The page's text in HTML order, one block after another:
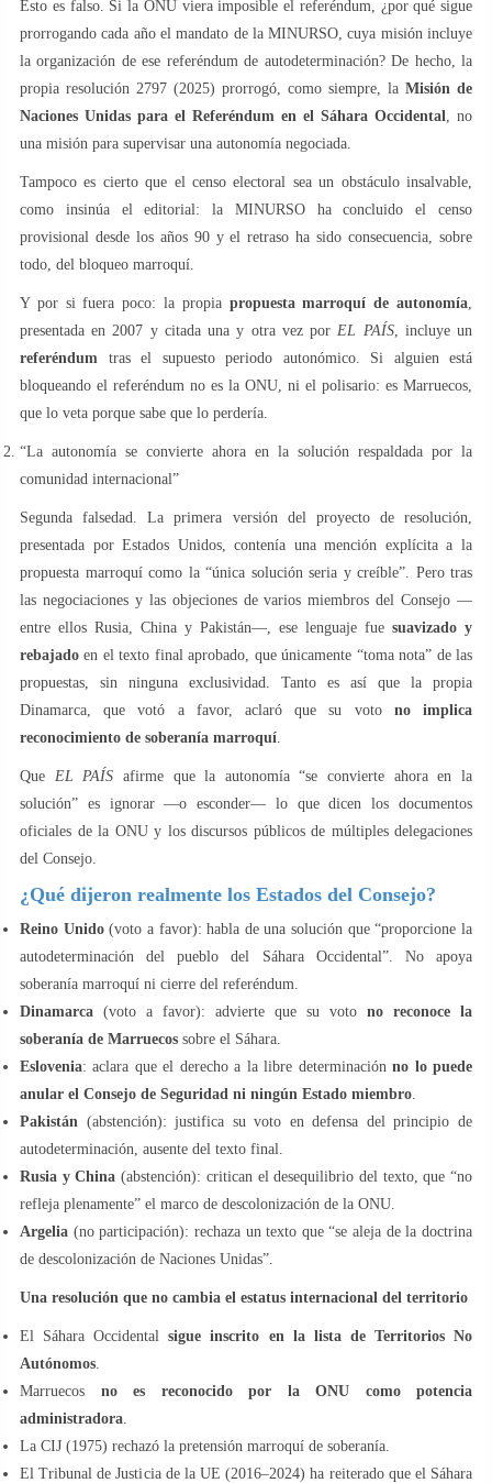
Esto es falso. Si la ONU viera imposible el referéndum, ¿por qué sigue
prorrogando cada año el mandato de la MINURSO, cuya misión incluye
la organización de ese referéndum de autodeterminación? De hecho, la
propia resolución 2797 (2025) prorrogó, como siempre, la Misión de
Naciones Unidas para el Referéndum en el Sáhara Occidental
, no
una misión para supervisar una autonomía negociada.
Tampoco es cierto que el censo electoral sea un obstáculo insalvable,
como insinúa el editorial: la MINURSO ha concluido el censo
provisional desde los años 90 y el retraso ha sido consecuencia, sobre
todo, del bloqueo marroquí.
Y por si fuera poco: la propia propuesta marroquí de autonomía
presentada en 2007 y citada una y otra vez por EL PAÍS, incluye un
referéndum tras el supuesto periodo autonómico. Si alguien está
bloqueando el referéndum no es la ONU, ni el polisario: es Marruecos,
que lo veta porque sabe que lo perdería.
“La autonomía se convierte ahora en la solución respaldada por la
comunidad internacional”
Segunda falsedad. La primera versión del proyecto de resolución,
presentada por Estados Unidos, contenía una mención explícita a la
propuesta marroquí como la “única solución seria y creíble”. Pero tras
las negociaciones y las objeciones de varios miembros del Consejo —
entre ellos Rusia, China y Pakistán—, ese lenguaje fue suavizado y
rebajado en el texto final aprobado, que únicamente “toma nota” de las
propuestas, sin ninguna exclusividad. Tanto es así que la propia
Dinamarca, que votó a favor, aclaró que su voto no implica
reconocimiento de soberanía marroquí
Que EL PAÍS afirme que la autonomía “se convierte ahora en la
solución” es ignorar —o esconder— lo que dicen los documentos
oficiales de la ONU y los discursos públicos de múltiples delegaciones
del Consejo.
¿Qué dijeron realmente los Estados del Consejo?
Reino Unido(voto a favor): habla de una solución que “proporcione la
autodeterminación del pueblo del Sáhara Occidental”. No apoya
soberanía marroquí ni cierre del referéndum.
Dinamarca (voto a favor): advierte que su voto no reconoce la
soberanía de Marruecos sobre el Sáhara.
Eslovenia: aclara que el derecho a la libre determinaciónno lo puede
anular el Consejo de Seguridad ni ningún Estado miembro
Pakistán (abstención): justifica su voto en defensa del principio de
autodeterminación, ausente del texto final.
Rusia y China (abstención): critican el desequilibrio del texto, que “no
refleja plenamente” el marco de descolonización de la ONU.
Argelia (no participación): rechaza un texto que “se aleja de la doctrina
de descolonización de Naciones Unidas”.
Una resolución que no cambia el estatus internacional del territorio
El Sáhara Occidentalsigue inscrito en la lista de Territorios No
Autónomos
Marruecos no es reconocido por la ONU como potencia
administradora
La CIJ (1975) rechazó la pretensión marroquí de soberanía.
El Tribunal de Justicia de la UE (2016–2024) ha reiterado que el Sáhara